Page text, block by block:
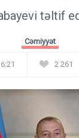
təltif
Cəmiyyət
2 261